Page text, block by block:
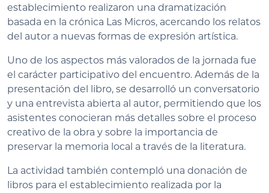
establecimiento realizaron una dramatización
basada en la crónica Las Micros, acercando los relatos
del autor a nuevas formas de expresión artística.
Uno de los aspectos más valorados de la jornada fue
el carácter participativo del encuentro. Además de la
presentación del libro, se desarrolló un conversatorio
y una entrevista abierta al autor, permitiendo que los
asistentes conocieran más detalles sobre el proceso
creativo de la obra y sobre la importancia de
preservar la memoria local a través de la literatura.
La actividad también contempló una donación de
libros para el establecimiento realizada por la